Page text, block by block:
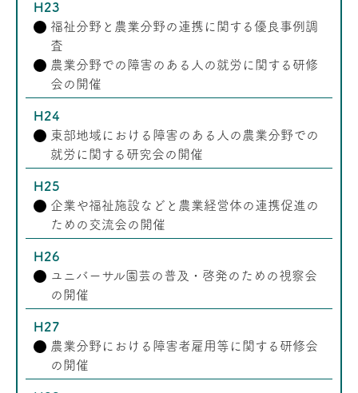
H23
福祉分野と農業分野の連携に関する優良事例調
査
農業分野での障害のある人の就労に関する研修
会の開催
H24
東部地域における障害のある人の農業分野での
就労に関する研究会の開催
H25
企業や福祉施設などと農業経営体の連携促進の
ための交流会の開催
H26
ユニバーサル園芸の普及・啓発のための視察会
の開催
H27
農業分野における障害者雇用等に関する研修会
の開催